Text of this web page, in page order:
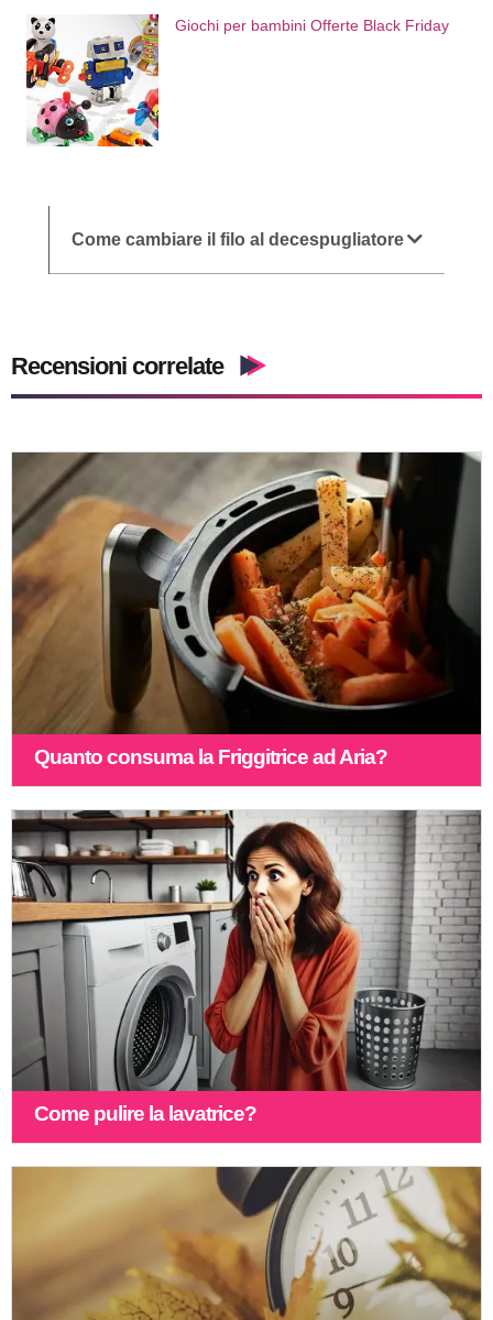
Giochi per bambini Offerte Black Friday
Come cambiare il filo al decespugliatore
Recensioni correlate
Quanto consuma la Friggitrice ad Aria?
Come pulire la lavatrice?